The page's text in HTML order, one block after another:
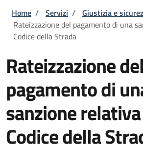
Briciole di pane
Home / Servizi / Giustizia e
Rateizzazione del pagamento di una
Codice della Strada
Rateizzazione del
pagamento di
sanzione
Codice della